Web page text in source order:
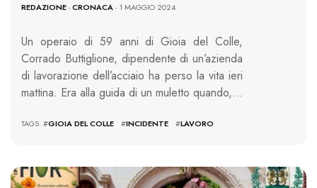
REDAZIONE-CRONACA- 1 MAGGIO 2024
Un operaio di 59 anni di Gioia del Colle,
Corrado Buttiglione, dipendente di un’azienda
di lavorazione dell’acciaio ha perso la vita ieri
mattina. Era alla guida di un muletto quando,…
TAGS: #GIOIA DEL COLLE #INCIDENTE #LAVORO